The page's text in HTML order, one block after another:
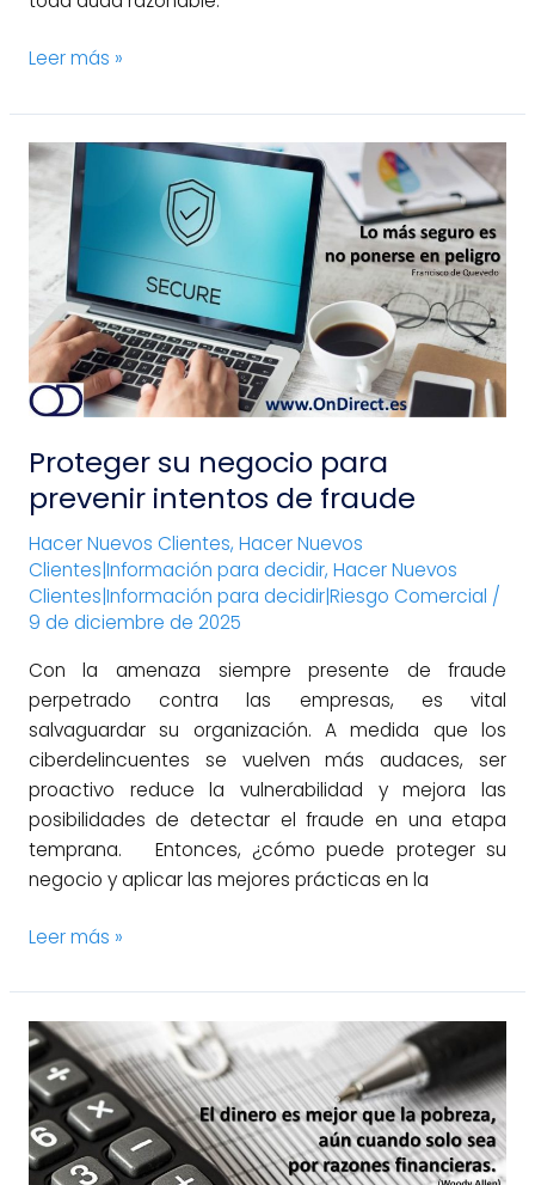
Leer más »
Proteger su negocio para
prevenir intentos de fraude
Hacer Nuevos Clientes, Hacer Nuevos
Clientes|Información para decidir, Hacer Nuevos
Clientes|Información para decidir|Riesgo Comercial /
9 de diciembre de 2025
Con la amenaza siempre presente de fraude
perpetrado contra las empresas, es vital
salvaguardar su organización. A medida que los
ciberdelincuentes se vuelven más audaces, ser
proactivo reduce la vulnerabilidad y mejora las
posibilidades de detectar el fraude en una etapa
temprana. Entonces, ¿cómo puede proteger su
negocio y aplicar las mejores prácticas en la
Proteger
su
negocio
para
prevenir
intentos
de
fraude
Leer más »
¿Por
qué
realizar
un
análisis